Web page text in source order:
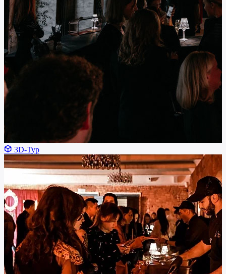
3D-Тур